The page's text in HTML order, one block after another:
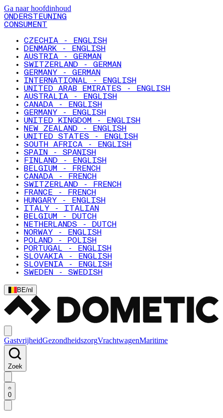
Ga naar hoofdinhoud
ONDERSTEUNING
CONSUMENT
CZECHIA - ENGLISH
DENMARK - ENGLISH
AUSTRIA - GERMAN
SWITZERLAND - GERMAN
GERMANY - GERMAN
INTERNATIONAL - ENGLISH
UNITED ARAB EMIRATES - ENGLISH
AUSTRALIA - ENGLISH
CANADA - ENGLISH
GERMANY - ENGLISH
UNITED KINGDOM - ENGLISH
NEW ZEALAND - ENGLISH
UNITED STATES - ENGLISH
SOUTH AFRICA - ENGLISH
SPAIN - SPANISH
FINLAND - ENGLISH
BELGIUM - FRENCH
CANADA - FRENCH
SWITZERLAND - FRENCH
FRANCE - FRENCH
HUNGARY - ENGLISH
ITALY - ITALIAN
BELGIUM - DUTCH
NETHERLANDS - DUTCH
NORWAY - ENGLISH
POLAND - POLISH
PORTUGAL - ENGLISH
SLOVAKIA - ENGLISH
SLOVENIA - ENGLISH
SWEDEN - SWEDISH
BE/nl
GastvrijheidGezondheidszorgVrachtwagenMaritime
Zoek
0